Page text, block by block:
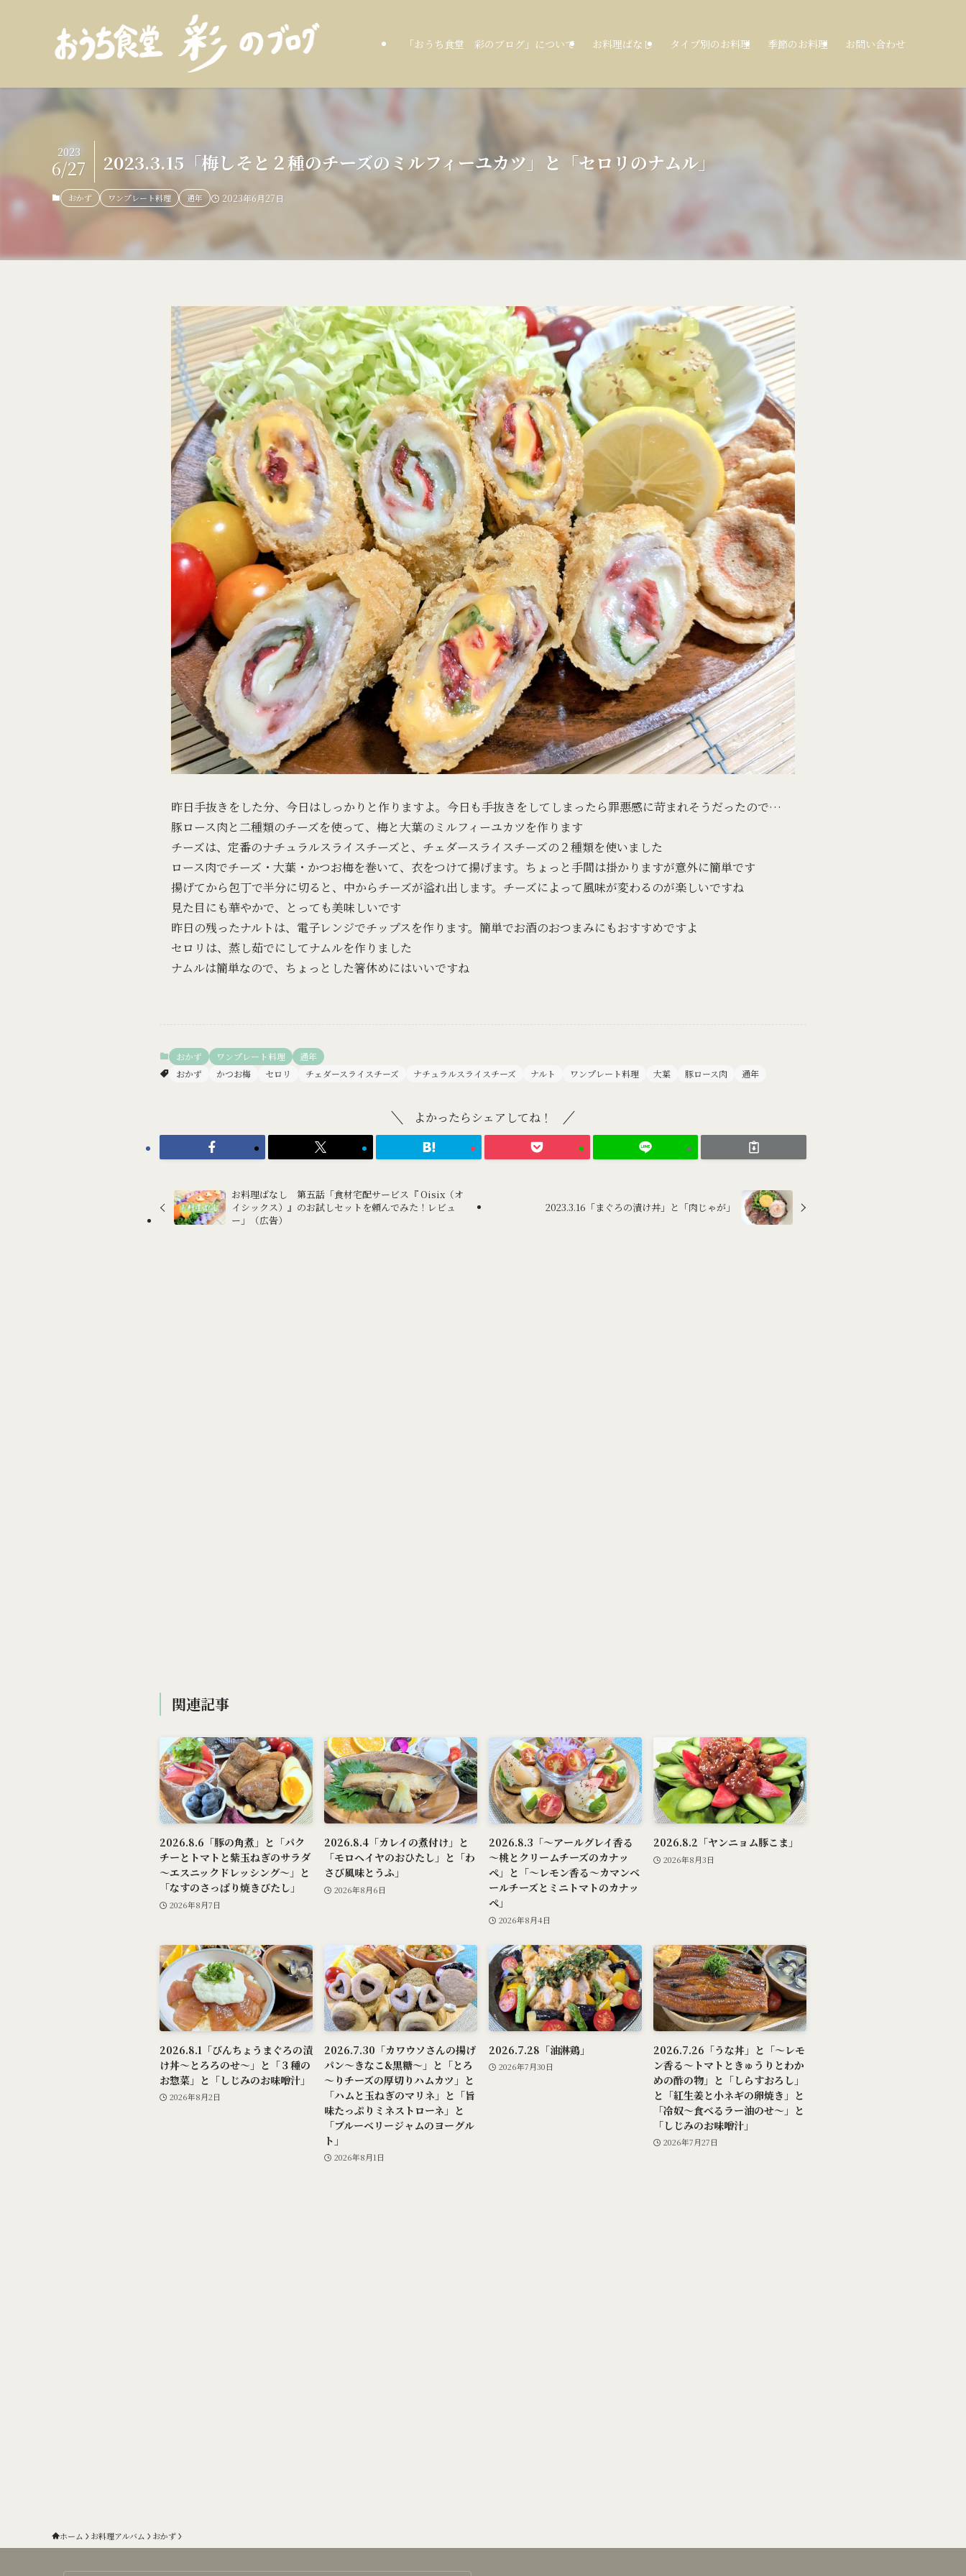
「おうち食堂 彩のブログ」について お料理ばなし タイプ別のお料理 季節のお料理 お問い合わせ
2023.3.15「梅しそと２種のチーズのミルフィーユカツ」と「セロリのナムル」
2023
6/27
おかず ワンプレート料理 通年 2023年6月27日
昨日手抜きをした分、今日はしっかりと作りますよ。今日も手抜きをしてしまったら罪悪感に苛まれそうだったので…
豚ロース肉と二種類のチーズを使って、梅と大葉のミルフィーユカツを作ります
チーズは、定番のナチュラルスライスチーズと、チェダースライスチーズの２種類を使いました
ロース肉でチーズ・大葉・かつお梅を巻いて、衣をつけて揚げます。ちょっと手間は掛かりますが意外に簡単です
揚げてから包丁で半分に切ると、中からチーズが溢れ出します。チーズによって風味が変わるのが楽しいですね
見た目にも華やかで、とっても美味しいです
昨日の残ったナルトは、電子レンジでチップスを作ります。簡単でお酒のおつまみにもおすすめですよ
セロリは、蒸し茹でにしてナムルを作りました
ナムルは簡単なので、ちょっとした箸休めにはいいですね
おかず ワンプレート料理
通年
おかず
かつお梅 セロリ チェダースライスチーズ ナチュラルスライスチーズ ナルト ワンプレート料理 大葉 豚ロース肉 通年
よかったらシェアしてね！
お料理ばなし 第五話「食材宅配サービス『 Oisix（オ
イシックス）』のお試しセットを頼んでみた！レビュ
ー」（広告）
2023.3.16「まぐろの漬け丼」と「肉じゃが」
関連記事
2026.8.6「豚の角煮」と「パク
チーとトマトと紫玉ねぎのサラダ
～エスニックドレッシング～」と
「なすのさっぱり焼きびたし」
2026年8月7日
2026.8.4「カレイの煮付け」と
「モロヘイヤのおひたし」と「わ
さび風味とうふ」
2026年8月6日
2026.8.3「～アールグレイ香る
～桃とクリームチーズのカナッ
ペ」と「～レモン香る～カマンベ
ールチーズとミニトマトのカナッ
ペ」
2026年8月4日
2026.8.2「ヤンニョム豚こま」
2026年8月3日
2026.8.1「びんちょうまぐろの漬
け丼～とろろのせ～」と「３種の
お惣菜」と「しじみのお味噌汁」
2026年8月2日
2026.7.30「カワウソさんの揚げ
パン～きなこ&黒糖～」と「とろ
～りチーズの厚切りハムカツ」と
「ハムと玉ねぎのマリネ」と「旨
味たっぷりミネストローネ」と
「ブルーベリージャムのヨーグル
ト」
2026年8月1日
2026.7.28「油淋鶏」
2026年7月30日
2026.7.26「うな丼」と「～レモ
ン香る～トマトときゅうりとわか
めの酢の物」と「しらすおろし」
と「紅生姜と小ネギの卵焼き」と
「冷奴～食べるラー油のせ～」と
「しじみのお味噌汁」
2026年7月27日
ホーム お料理アルバム おかず